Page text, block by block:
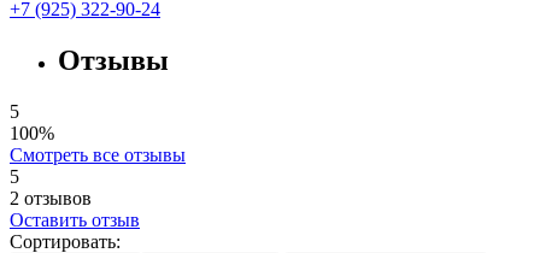
+7 (925) 322-90-24
Отзывы
5
100%
Смотреть все отзывы
5
2 отзывов
Оставить отзыв
Сортировать: